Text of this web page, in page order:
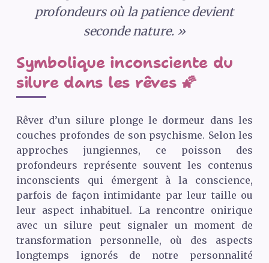
profondeurs où la patience devient
seconde nature. »
Symbolique inconsciente du
silure dans les rêves 🌠
Rêver d’un silure plonge le dormeur dans les
couches profondes de son psychisme. Selon les
approches jungiennes, ce poisson des
profondeurs représente souvent les contenus
inconscients qui émergent à la conscience,
parfois de façon intimidante par leur taille ou
leur aspect inhabituel. La rencontre onirique
avec un silure peut signaler un moment de
transformation personnelle, où des aspects
longtemps ignorés de notre personnalité